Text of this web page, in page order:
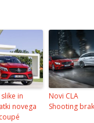
in
novega
Novi CLA
Shooting